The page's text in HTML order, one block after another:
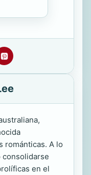
románticas. A lo
consolidarse
en el